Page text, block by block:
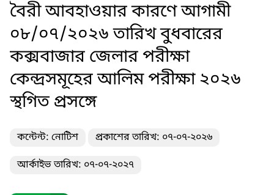
বৈরী আবহাওয়ার কারণে আগামী
০৮/০৭/২০২৬ তারিখ বুধবারের
কক্সবাজার জেলার পরীক্ষা
কেন্দ্রসমূহের আলিম পরীক্ষা ২০২৬
স্থগিত প্রসঙ্গে
কন্টেন্ট: নোটিশ প্রকাশের তারিখ: ০৭-০৭-২০২৬
আর্কাইভ তারিখ: ০৭-০৭-২০২৭